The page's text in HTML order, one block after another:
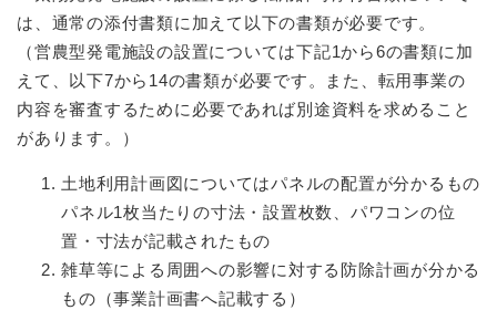
は、通常の添付書類に加えて以下の書類が必要です。
（営農型発電施設の設置については下記1から6の書類に加
えて、以下7から14の書類が必要です。また、転用事業の
内容を審査するために必要であれば別途資料を求めること
があります。）
土地利用計画図についてはパネルの配置が分かるもの
パネル1枚当たりの寸法・設置枚数、パワコンの位
置・寸法が記載されたもの
雑草等による周囲への影響に対する防除計画が分かる
もの（事業計画書へ記載する）